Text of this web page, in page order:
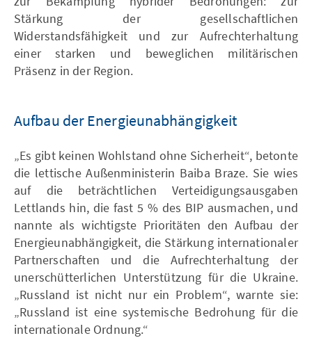
Stärkung der gesellschaftlichen
Widerstandsfähigkeit und zur Aufrechterhaltung
einer starken und beweglichen militärischen
Präsenz in der Region.
Aufbau der Energieunabhängigkeit
„Es gibt keinen Wohlstand ohne Sicherheit“, betonte
die lettische Außenministerin Baiba Braze. Sie wies
auf die beträchtlichen Verteidigungsausgaben
Lettlands hin, die fast 5 % des BIP ausmachen, und
nannte als wichtigste Prioritäten den Aufbau der
Energieunabhängigkeit, die Stärkung internationaler
Partnerschaften und die Aufrechterhaltung der
unerschütterlichen Unterstützung für die Ukraine.
„Russland ist nicht nur ein Problem“, warnte sie:
„Russland ist eine systemische Bedrohung für die
internationale Ordnung.“